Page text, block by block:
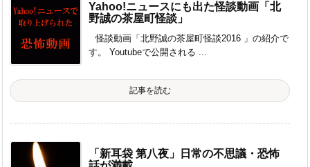
Yahoo!ニュースにも出た怪談動画「北
野誠の茶屋町怪談」
怪談動画「北野誠の茶屋町怪談2016 」の紹介で
す。 Youtubeで公開される ...
記事を読む
「新耳袋 第八夜」日常の不思議・恐怖